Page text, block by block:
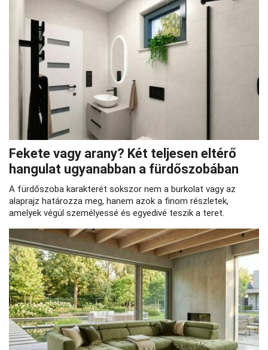
Fekete vagy arany? Két teljesen eltérő
hangulat ugyanabban a fürdőszobában
A fürdőszoba karakterét sokszor nem a burkolat vagy az
alaprajz határozza meg, hanem azok a finom részletek,
amelyek végül személyessé és egyedivé teszik a teret.